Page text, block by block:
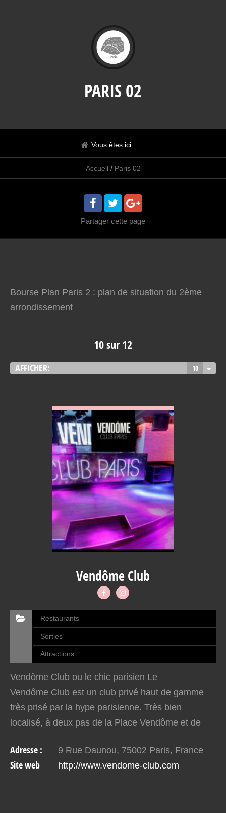
PARIS 02
Vous êtes ici :
Accueil / Paris 02
Partager cette page
Bourse Plan Paris 2 : plan de situation du 2ème
arrondissement
10 sur 12
AFFICHER: 10
Vendôme Club
Restaurants
Sorties
Attractions
Vendôme Club ou le chic parisien Le
Vendôme Club est un club privé haut de gamme
très prisé par la hype parisienne. Très bien
localisé, à deux pas de la Place Vendôme et de
soirées chic dans un…
Adresse : 9 Rue Daunou, 75002 Paris, France
Site web http://www.vendome-club.com